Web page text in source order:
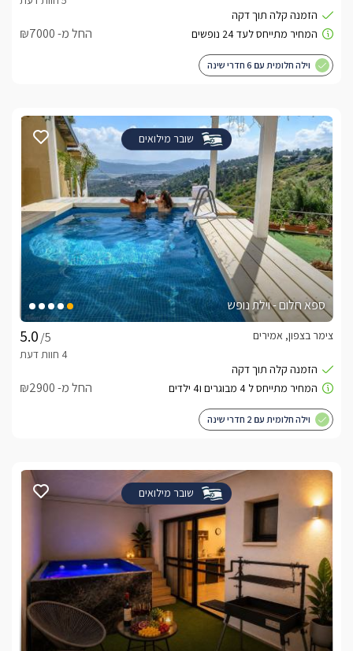
החל מ- ₪7000
וילה חלומית עם 6 חדרי שינה
שובר מילואים
ספא חלום - וילת נופש
/5
צימר בצפון, אמירים
החל מ- ₪2900
וילה חלומית עם 2 חדרי שינה
שובר מילואים